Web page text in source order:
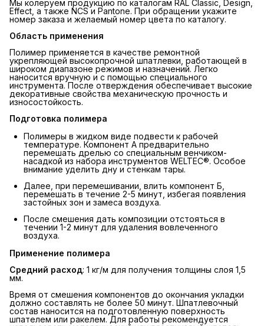
Мы колеруем продукцию по каталогам RAL Classic, Design,
Effect, а также NCS и Pantone. При обращении укажите
номер заказа и желаемый номер цвета по каталогу.
Область применения
Полимер применяется в качестве ремонтной
укрепляющей высокопрочной шпатлевки, работающей в
широком диапазоне режимов и назначений. Легко
наносится вручную и с помощью специального
инструмента. После отверждения обеспечивает высокие
декоративные свойства механическую прочность и
износостойкость.
Подготовка полимера
Полимеры в жидком виде подвести к рабочей
температуре. Компонент А предварительно
перемешать дрелью со специальным венчиком-
насадкой из набора инструментов WELTEC®. Особое
внимание уделить дну и стенкам тары.
Далее, при перемешивании, влить компонент Б,
перемешать в течение 2-5 минут, избегая появления
застойных зон и замеса воздуха.
После смешения дать композиции отстояться в
течении 1-2 минут для удаления вовлеченного
воздуха.
Применение полимера
Средний расход: 1 кг/м для получения толщины слоя 1,5
мм.
Время от смешения компонентов до окончания укладки
должно составлять не более 50 минут. Шпатлевочный
состав наносится на подготовленную поверхность
шпателем или ракелем. Для работы рекомендуется